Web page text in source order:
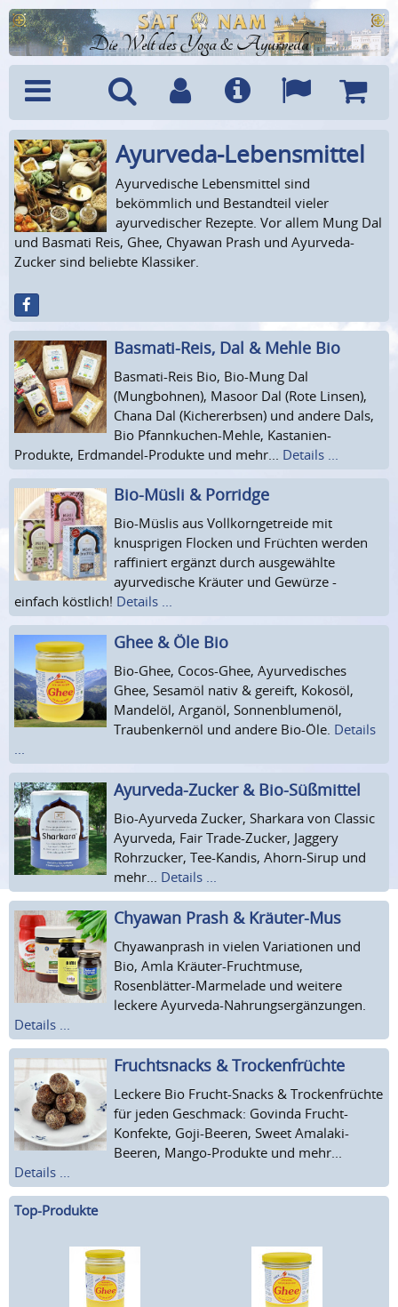
Die Welt des Yoga & Ayurveda
Menü SucheBenutzerkonto
Info Sprachen
Ayurveda-Lebensmittel
Ayurvedische Lebensmittel sind
bekömmlich und Bestandteil vieler
ayurvedischer Rezepte. Vor allem Mung Dal
und Basmati Reis, Ghee, Chyawan Prash und Ayurveda-
Zucker sind beliebte Klassiker.
Basmati-Reis, Dal & Mehle Bio
Basmati-Reis Bio, Bio-Mung Dal
(Mungbohnen), Masoor Dal (Rote Linsen),
Chana Dal (Kichererbsen) und andere Dals,
Bio Pfannkuchen-Mehle, Kastanien-
Produkte, Erdmandel-Produkte und mehr... Details ...
Bio-Müsli & Porridge
Bio-Müslis aus Vollkorngetreide mit
knusprigen Flocken und Früchten werden
raffiniert ergänzt durch ausgewählte
ayurvedische Kräuter und Gewürze -
einfach köstlich! Details ...
Ghee & Öle Bio
Bio-Ghee, Cocos-Ghee, Ayurvedisches
Ghee, Sesamöl nativ & gereift, Kokosöl,
Mandelöl, Arganöl, Sonnenblumenöl,
Traubenkernöl und andere Bio-Öle. Details
...
Ayurveda-Zucker & Bio-Süßmittel
Bio-Ayurveda Zucker, Sharkara von Classic
Ayurveda, Fair Trade-Zucker, Jaggery
Rohrzucker, Tee-Kandis, Ahorn-Sirup und
mehr... Details ...
Chyawan Prash & Kräuter-Mus
Chyawanprash in vielen Variationen und
Bio, Amla Kräuter-Fruchtmuse,
Rosenblätter-Marmelade und weitere
leckere Ayurveda-Nahrungsergänzungen.
Details ...
Fruchtsnacks & Trockenfrüchte
Leckere Bio Frucht-Snacks & Trockenfrüchte
für jeden Geschmack: Govinda Frucht-
Konfekte, Goji-Beeren, Sweet Amalaki-
Beeren, Mango-Produkte und mehr...
Details ...
Top-Produkte